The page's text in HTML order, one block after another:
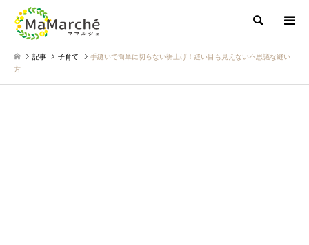
検索
記事 子育て
手縫いで簡単に切らない裾上げ！縫い目も見えない不思議な縫い
方